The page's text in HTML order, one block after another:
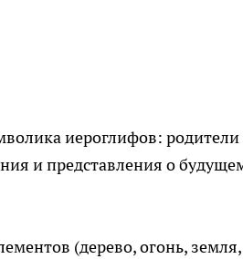
иероглифов:
и представления о
(дерево, огонь,